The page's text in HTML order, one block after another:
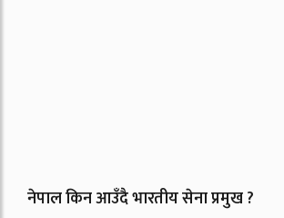
नेपाल किन आउँदै भारतीय सेना प्रमुख ?